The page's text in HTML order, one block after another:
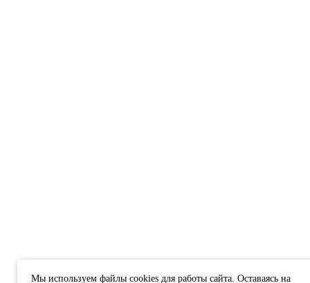
Мы используем файлы cookies для работы сайта. Оставаясь на